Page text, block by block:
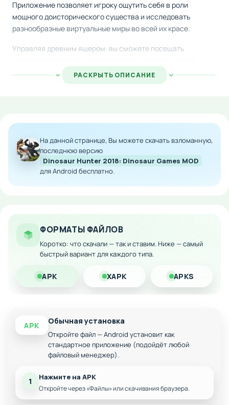
Приложение позволяет игроку ощутить себя в роли
мощного доисторического существа и исследовать
разнообразные виртуальные миры во всей их красе.
Управляя древним ящером, вы сможете посещать
природой до современных городских районов с
небоскрёбами. В дикой природе ваш персонаж охотится на
Особенности мода:
Улучшенная графика и оптимизация
Разблокированный контент и персонажи
Избавление от надоедливой рекламы
Скачайте модифицированную версию на Android и
наслаждайтесь полной свободой игрового процесса без
ограничений!
РАСКРЫТЬ ОПИСАНИЕ
На данной странице, Вы можете скачать взломанную,
последнюю версию
Dinosaur Hunter 2018: Dinosaur Games MOD
для Android бесплатно.
ФОРМАТЫ ФАЙЛОВ
Коротко: что скачали — так и ставим. Ниже — самый
быстрый вариант для каждого типа.
APK XAPK APKS
APK Обычная установка
Откройте файл — Android установит как
стандартное приложение (подойдёт любой
файловый менеджер).
1 Нажмите на APK
Откройте через «Файлы» или скачивания браузера.